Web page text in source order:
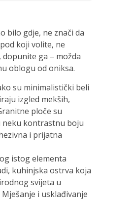
bilo gdje, ne znači da
koji volite, ne
ga – možda
oblogu od oniksa.
su minimalistički beli
izgled mekših,
ploče su
neku kontrastnu boju
i prijatna
istog elementa
kuhinjska ostrva koja
svijeta u
i usklađivanje